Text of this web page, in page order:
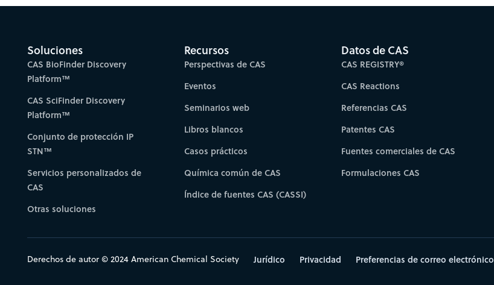
Soluciones
CAS BioFinder Discovery
Platform™
CAS SciFinder Discovery
Platform™
Conjunto de protección IP
STN™
Servicios personalizados de
CAS
Otras soluciones
Recursos
Perspectivas de CAS
Eventos
Seminarios web
Libros blancos
Casos prácticos
Química común de CAS
Índice de fuentes CAS (CASSI)
Datos de CAS
CAS REGISTRY®
CAS Reactions
Referencias CAS
Patentes CAS
Fuentes comerciales de CAS
Formulaciones CAS
Derechos de autor © 2024 American Chemical Society Jurídico Privacidad Preferencias de correo electrónico